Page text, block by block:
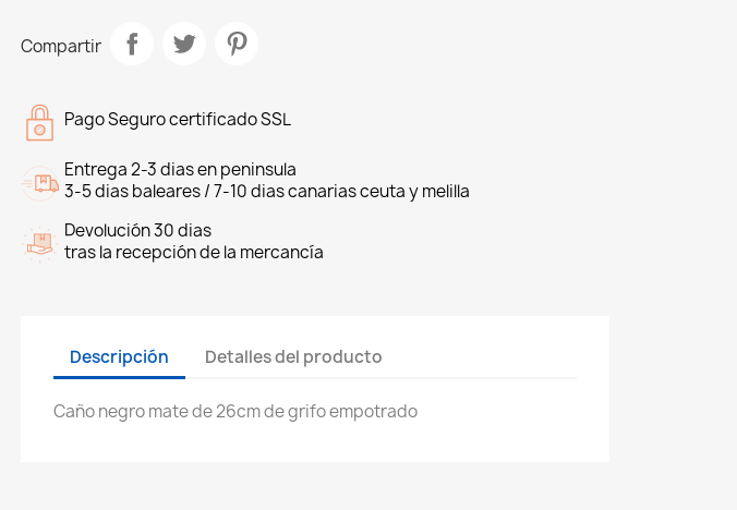
Compartir
Pago Seguro certificado SSL
Entrega 2-3 dias en peninsula
3-5 dias baleares / 7-10 dias canarias ceuta y melilla
Devolución 30 dias
tras la recepción de la mercancía
Descripción Detalles del producto
Caño negro mate de 26cm de grifo empotrado